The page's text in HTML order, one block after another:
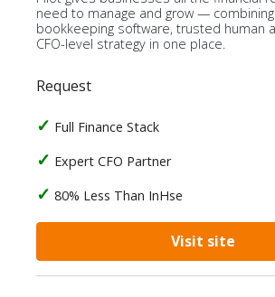
need to manage and grow —
bookkeeping software, trusted human
CFO-level strategy in one place.
Request
Full Finance Stack
Expert CFO Partner
80% Less Than InHse
Visit site